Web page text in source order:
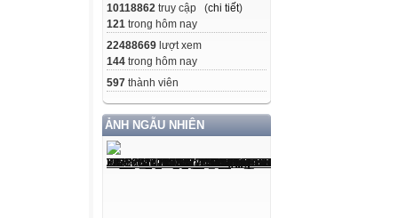
10118862 truy cập (chi tiết)
121 trong hôm nay
22488669 lượt xem
144 trong hôm nay
597 thành viên
ẢNH NGẪU NHIÊN